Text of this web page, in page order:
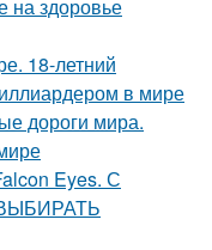
на здоровье
18-летний
в мире
дороги мира.
Eyes. С